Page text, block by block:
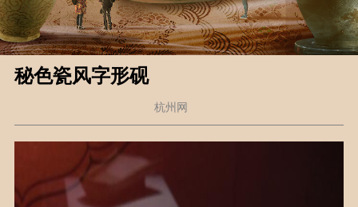
秘色瓷风字形砚
杭州网